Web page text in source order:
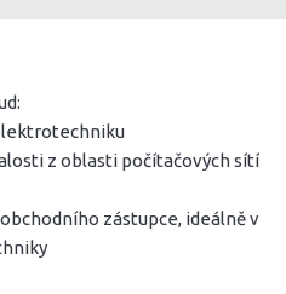
z oblasti počítačových sítí
zástupce, ideálně v